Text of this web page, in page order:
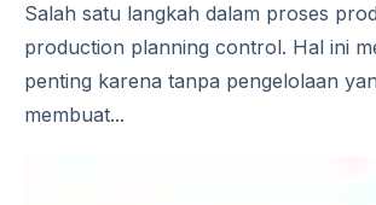
Salah satu langkah dalam proses
production planning control. Hal ini
penting karena tanpa pengelolaan
membuat...